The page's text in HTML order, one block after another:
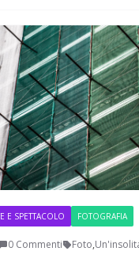
E SPETTACOLO FOTOGRAFIA
0 Commenti Foto,